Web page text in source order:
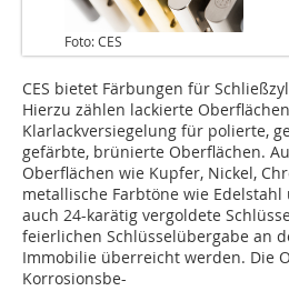
Foto: CES
CES bietet Färbungen für
Hierzu zählen lackierte
Klarlackversiegelung für polierte,
gefärbte, brünierte Oberflächen.
Oberflächen wie Kupfer, Nickel,
metallische Farbtöne wie
auch 24-karätig vergoldete
feierlichen Schlüsselübergabe an
Immobilie überreicht werden. Die
Korrosionsbe-